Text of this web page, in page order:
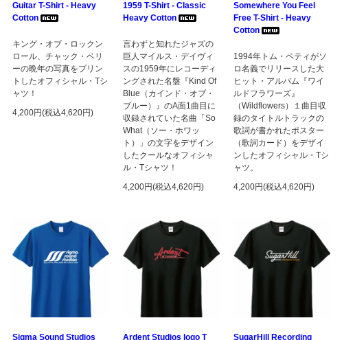
Guitar T-Shirt - Heavy
Cotton
キング・オブ・ロックン
ロール、チャック・ベリ
ーの晩年の写真をプリン
トしたオフィシャル・Tシ
ャツ！
4,200円(税込4,620円)
1959 T-Shirt - Classic
Heavy Cotton
言わずと知れたジャズの
巨人マイルス・デイヴィ
スの1959年にレコーディ
ングされた名盤『Kind Of
Blue（カインド・オブ・
ブルー）』のA面1曲目に
収録されていた名曲「So
What（ソー・ホワッ
ト）」の文字をデザイン
したクールなオフィシャ
ル・Tシャツ！
4,200円(税込4,620円)
Somewhere You Feel
Free T-Shirt - Heavy
Cotton
1994年トム・ペティがソ
ロ名義でリリースした大
ヒット・アルバム『ワイ
ルドフラワーズ』
（Wildflowers）１曲目収
録のタイトルトラックの
歌詞が書かれたポスター
（歌詞カード）をデザイ
ンしたオフィシャル・Tシ
ャツ。
4,200円(税込4,620円)
Sigma Sound Studios Ardent Studios logo T SugarHill Recording